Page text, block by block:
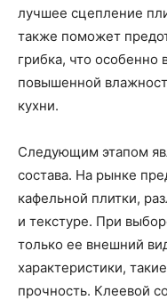
лучшее сцепление
также поможет
грибка, что
повышенной
кухни.
Следующим этапом
состава. На рынке
кафельной плитки,
и текстуре. При
только ее внешний
характеристики,
прочность. Клеевой